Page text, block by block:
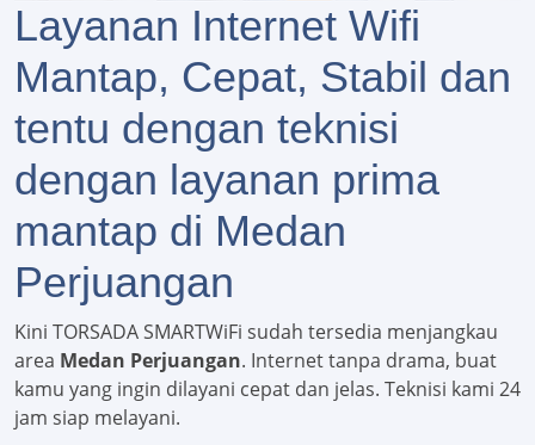
Layanan Internet Wifi
Mantap, Cepat, Stabil dan
tentu dengan teknisi
dengan layanan prima
mantap di Medan
Perjuangan
Kini TORSADA SMARTWiFi sudah tersedia menjangkau
area Medan Perjuangan. Internet tanpa drama, buat
kamu yang ingin dilayani cepat dan jelas. Teknisi kami 24
jam siap melayani.